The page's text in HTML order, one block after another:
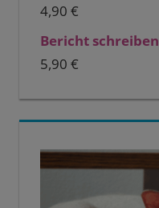
4,90 €
Bericht
5,90 €